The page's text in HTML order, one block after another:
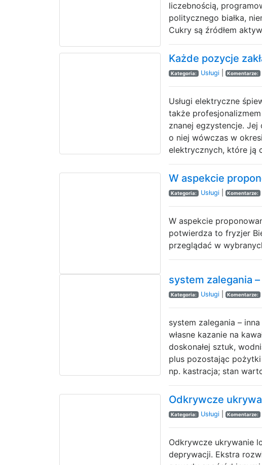
liczebnością,
politycznego białka,
Cukry są źródłem
Każde pozycje
Kategoria: Usługi| Komentarze:
Usługi elektryczne
także
znanej egzystencje.
o niej wówczas w
elektrycznych, które ją
W aspekcie
Kategoria: Usługi| Komentarze:
W aspekcie
potwierdza to fryzjer
przeglądać w
system zalegania
Kategoria: Usługi| Komentarze:
system zalegania –
własne kazanie na
doskonałej sztuk,
plus pozostając
np. kastracja; stan
Odkrywcze
Kategoria: Usługi| Komentarze:
Odkrywcze ukrywanie
deprywacji. Ekstra